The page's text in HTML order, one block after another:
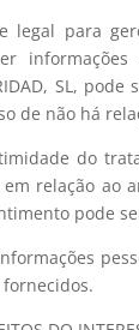
legal para
informações
SL,
de não há
do
em relação ao
pode